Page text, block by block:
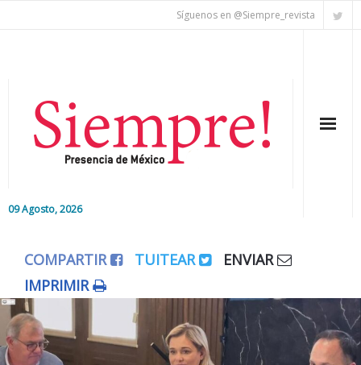
Síguenos en @Siempre_revista
09 Agosto, 2026
Editorial
Nacional
Colaboradores
COMPARTIR TUITEAR
ENVIAR
IMPRIMIR